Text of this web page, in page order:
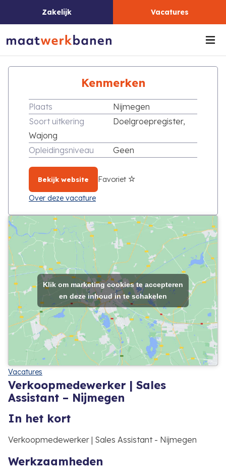
Zakelijk Vacatures
Kenmerken
Plaats
Nijmegen
Soort uitkering
Doelgroepregister,
Wajong
Opleidingsniveau
Geen
Bekijk website Favoriet
Over deze vacature
Klik om marketing cookies te accepteren
en deze inhoud in te schakelen
Vacatures
Verkoopmedewerker | Sales
Assistant – Nijmegen
In het kort
Verkoopmedewerker | Sales Assistant - Nijmegen
Werkzaamheden